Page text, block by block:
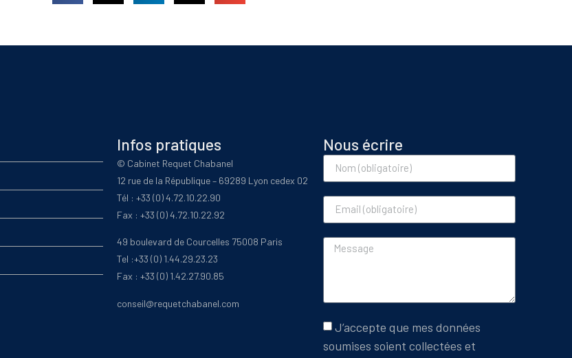
Infos pratiques
© Cabinet Requet Chabanel
12 rue de la République – 69289 Lyon cedex 02
Tél : +33 (0) 4.72.10.22.90
Fax : +33 (0) 4.72.10.22.92
49 boulevard de Courcelles 75008 Paris
Tel :+33 (0) 1.44.29.23.23
Fax : +33 (0) 1.42.27.90.85
conseil@requetchabanel.com
Nous écrire
J’accepte que mes données
soumises soient collectées et